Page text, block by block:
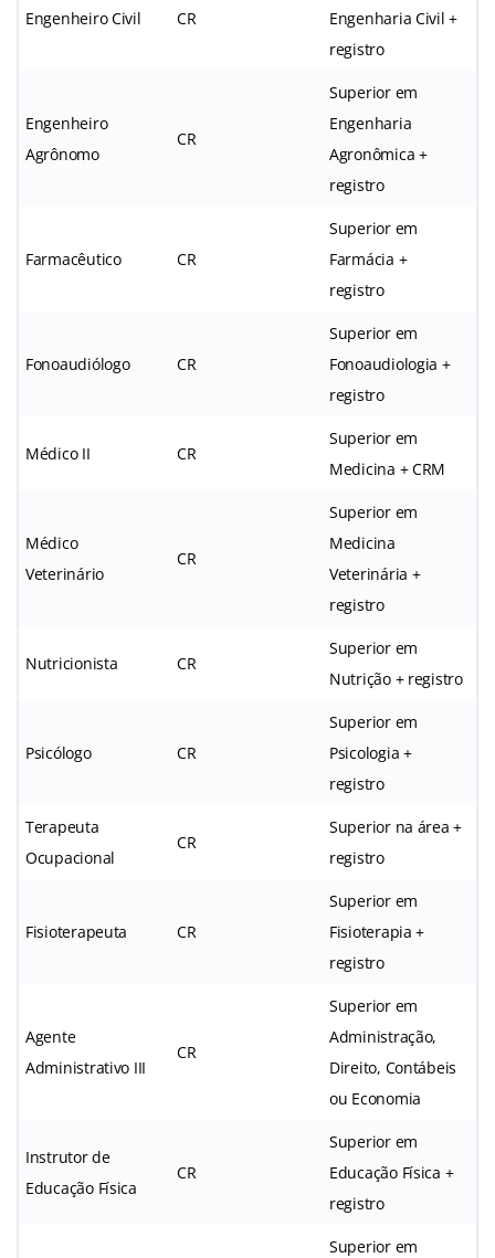
Engenheiro Civil CR
Engenharia Civil +
registro
Engenheiro
Agrônomo
CR
Superior em
Engenharia
Agronômica +
registro
Farmacêutico CR
Superior em
Farmácia +
registro
Fonoaudiólogo CR
Superior em
Fonoaudiologia +
registro
Médico II CR
Superior em
Medicina + CRM
Médico
Veterinário
CR
Superior em
Medicina
Veterinária +
registro
Nutricionista CR
Superior em
Nutrição + registro
Psicólogo CR
Superior em
Psicologia +
registro
Terapeuta
Ocupacional
CR
Superior na área +
registro
Fisioterapeuta CR
Superior em
Fisioterapia +
registro
Agente
Administrativo III
CR
Superior em
Administração,
Direito, Contábeis
ou Economia
Instrutor de
Educação Física
CR
Superior em
Educação Física +
registro
Superior em